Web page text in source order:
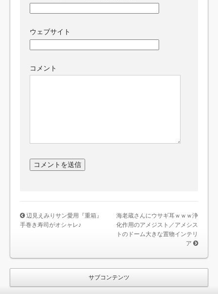
ウェブサイト
コメント
辺見えみりサン愛用『重箱』
手巻き寿司がオシャレ♪
海老蔵さんにウサギ耳ｗｗｗ浄
化作用のアメジスト／アメシス
トのドーム大きな置物インテリ
ア
サブコンテンツ